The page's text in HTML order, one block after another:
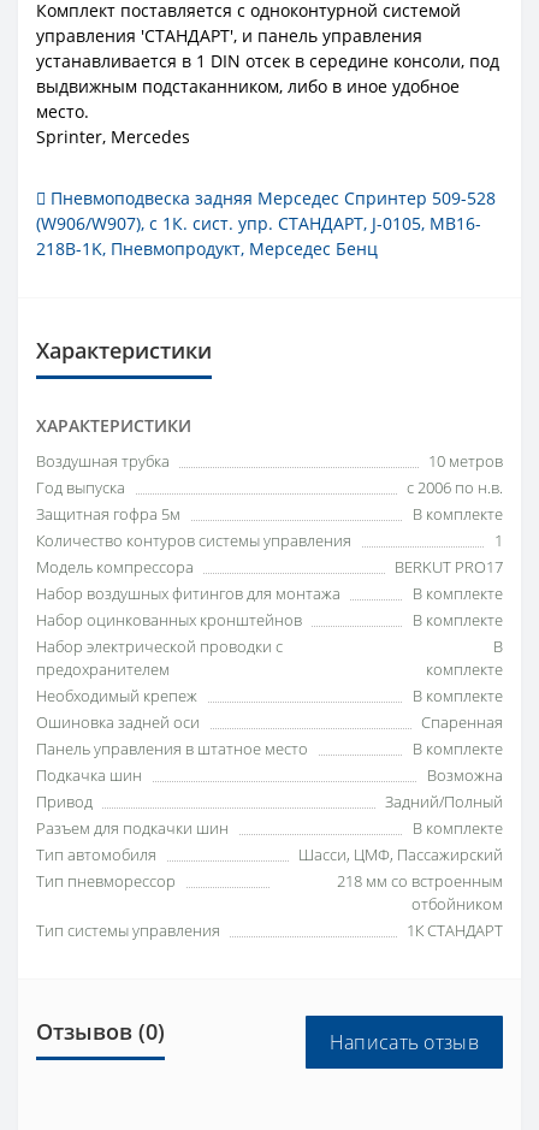
Комплект поставляется с одноконтурной системой
управления 'СТАНДАРТ', и панель управления
устанавливается в 1 DIN отсек в середине консоли, под
выдвижным подстаканником, либо в иное удобное
место.
Sprinter, Mercedes
Пневмоподвеска задняя Мерседес Спринтер 509-528
(W906/W907), с 1К. сист. упр. СТАНДАРТ, J-0105, MB16-
218B-1K, Пневмопродукт, Мерседес Бенц
Характеристики
ХАРАКТЕРИСТИКИ
Воздушная трубка
10 метров
Год выпуска
с 2006 по н.в.
Защитная гофра 5м
В комплекте
Количество контуров системы управления
1
Модель компрессора
BERKUT PRO17
Набор воздушных фитингов для монтажа
В комплекте
Набор оцинкованных кронштейнов
В комплекте
Набор электрической проводки с
предохранителем
В
комплекте
Необходимый крепеж
В комплекте
Ошиновка задней оси
Спаренная
Панель управления в штатное место
В комплекте
Подкачка шин
Возможна
Привод
Задний/Полный
Разъем для подкачки шин
В комплекте
Тип автомобиля
Шасси, ЦМФ, Пассажирский
Тип пневморессор
218 мм со встроенным
отбойником
Тип системы управления
1К СТАНДАРТ
Отзывов (0) Написать отзыв